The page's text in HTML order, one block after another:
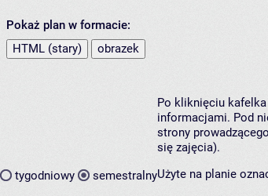
Pokaż plan w formacie:
HTML (stary)
obrazek
tygodniowy semestralny
Po kliknięciu
informacjami. Pod
strony
się zajęcia).
Użyte na planie